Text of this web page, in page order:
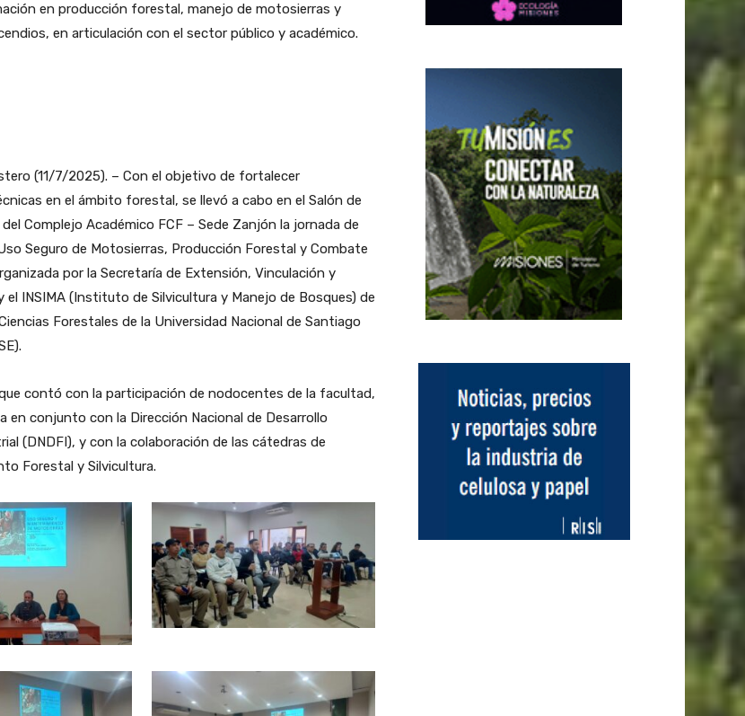
en producción forestal, manejo de motosierras y
en articulación con el sector público y académico.
(11/7/2025). – Con el objetivo de fortalecer
en el ámbito forestal, se llevó a cabo en el Salón de
Complejo Académico FCF – Sede Zanjón la jornada de
Seguro de Motosierras, Producción Forestal y Combate
por la Secretaría de Extensión, Vinculación y
el INSIMA (Instituto de Silvicultura y Manejo de Bosques) de
Forestales de la Universidad Nacional de Santiago
contó con la participación de nodocentes de la facultad,
en conjunto con la Dirección Nacional de Desarrollo
(DNDFI), y con la colaboración de las cátedras de
Forestal y Silvicultura.